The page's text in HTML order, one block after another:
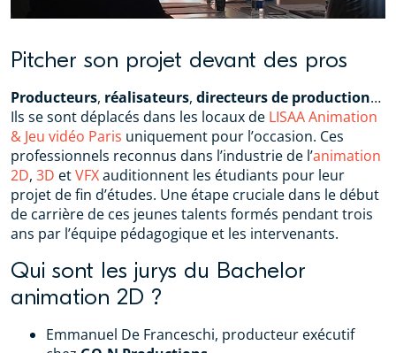
Pitcher son projet devant des pros
Producteurs, réalisateurs, directeursde production…
Ils se sont déplacés dans les locaux de LISAA Animation
& Jeu vidéo Paris uniquement pour l’occasion. Ces
professionnels reconnus dans l’industrie de l’animation
2D, 3D etVFXauditionnent les étudiants pour leur
projet de fin d’études. Une étape cruciale dans le début
de carrière de ces jeunes talents formés pendant trois
ans par l’équipe pédagogique et les intervenants.
Qui sont les jurys du Bachelor
animation 2D ?
Emmanuel De Franceschi, producteur exécutif